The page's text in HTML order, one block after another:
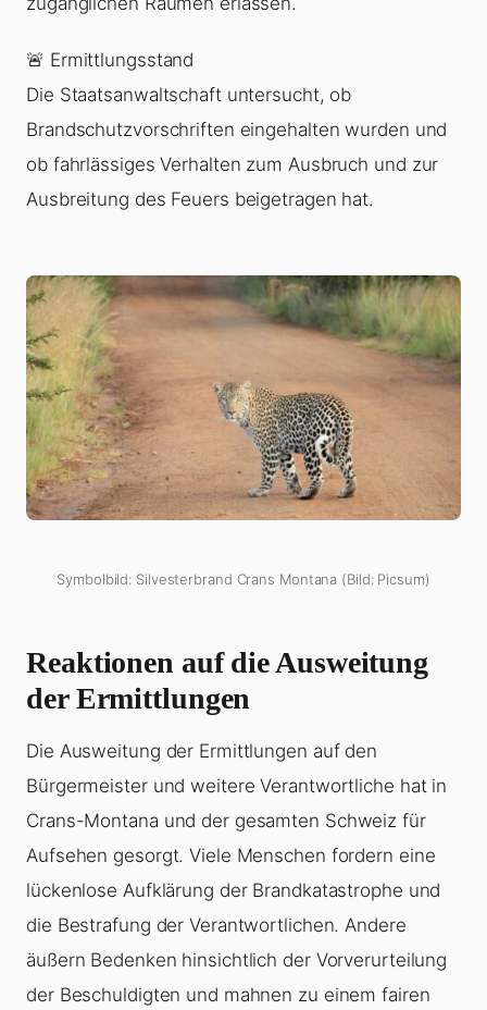
🚨 Ermittlungsstand
Die Staatsanwaltschaft untersucht, ob
Brandschutzvorschriften eingehalten wurden und
ob fahrlässiges Verhalten zum Ausbruch und zur
Ausbreitung des Feuers beigetragen hat.
Symbolbild: Silvesterbrand Crans Montana (Bild: Picsum)
Reaktionen auf die Ausweitung
der Ermittlungen
Die Ausweitung der Ermittlungen auf den
Bürgermeister und weitere Verantwortliche hat in
Crans-Montana und der gesamten Schweiz für
Aufsehen gesorgt. Viele Menschen fordern eine
lückenlose Aufklärung der Brandkatastrophe und
die Bestrafung der Verantwortlichen. Andere
äußern Bedenken hinsichtlich der Vorverurteilung
der Beschuldigten und mahnen zu einem fairen